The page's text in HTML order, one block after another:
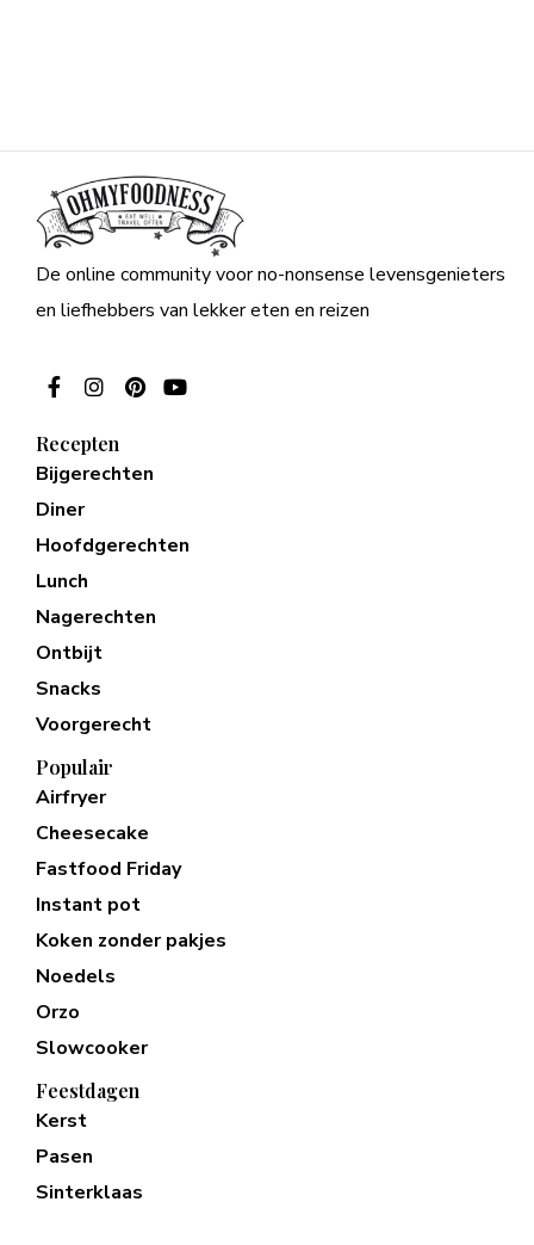
De online community voor no-nonsense levensgenieters
en liefhebbers van lekker eten en reizen
Recepten
Bijgerechten
Diner
Hoofdgerechten
Lunch
Nagerechten
Ontbijt
Snacks
Voorgerecht
Populair
Airfryer
Cheesecake
Fastfood Friday
Instant pot
Koken zonder pakjes
Noedels
Orzo
Slowcooker
Feestdagen
Kerst
Pasen
Sinterklaas